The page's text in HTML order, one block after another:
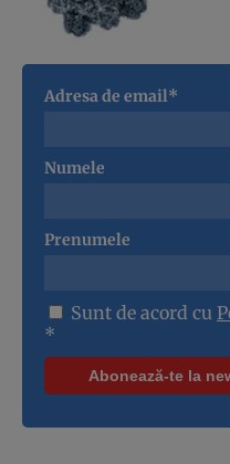
Adresa de email*
Numele
Prenumele
Sunt de acord cu
*